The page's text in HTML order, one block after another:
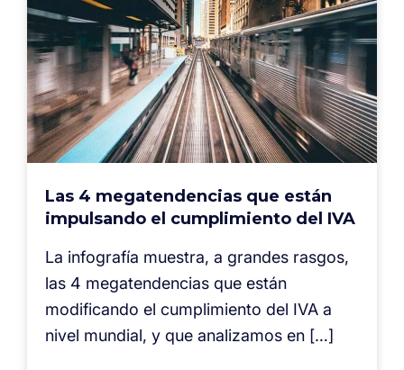
Las 4 megatendencias que están
impulsando el cumplimiento del IVA
La infografía muestra, a grandes rasgos,
las 4 megatendencias que están
modificando el cumplimiento del IVA a
nivel mundial, y que analizamos en […]